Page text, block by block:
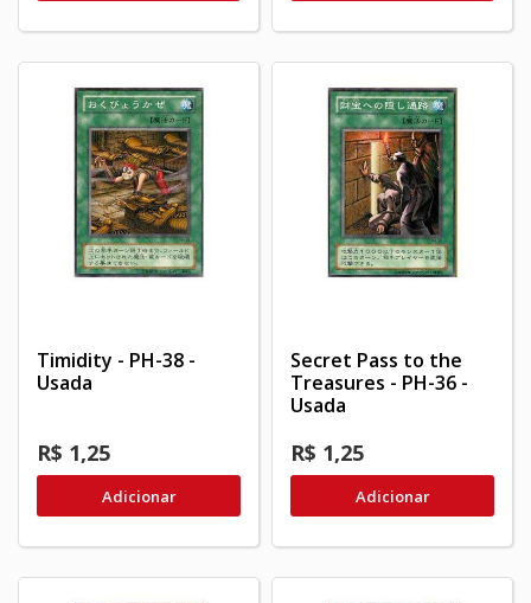
Timidity - PH-38 -
Usada
R$ 1,25
Adicionar
Secret Pass to the
Treasures - PH-36 -
Usada
R$ 1,25
Adicionar